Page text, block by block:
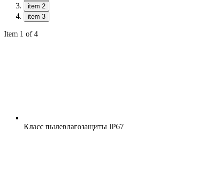
item 2
item 3
Item 1 of 4
Класс пылевлагозащиты IP67